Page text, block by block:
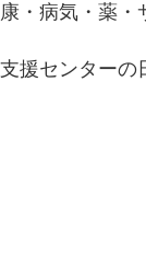
・病気・薬・
援センターの